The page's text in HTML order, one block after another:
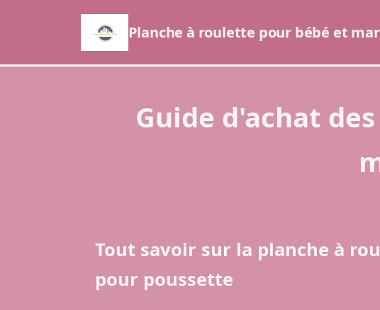
Planche à roulette pour bébé et
Guide d'achat
Tout savoir sur la planche à
pour poussette